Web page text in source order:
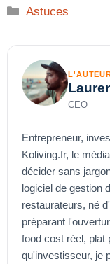
Catégories
Astuces
CEO
Entrepreneur,
Koliving.fr, le
décider sans
logiciel de gestion
restaurateurs, né
préparant
food cost réel, plat
qu'investisseur, je